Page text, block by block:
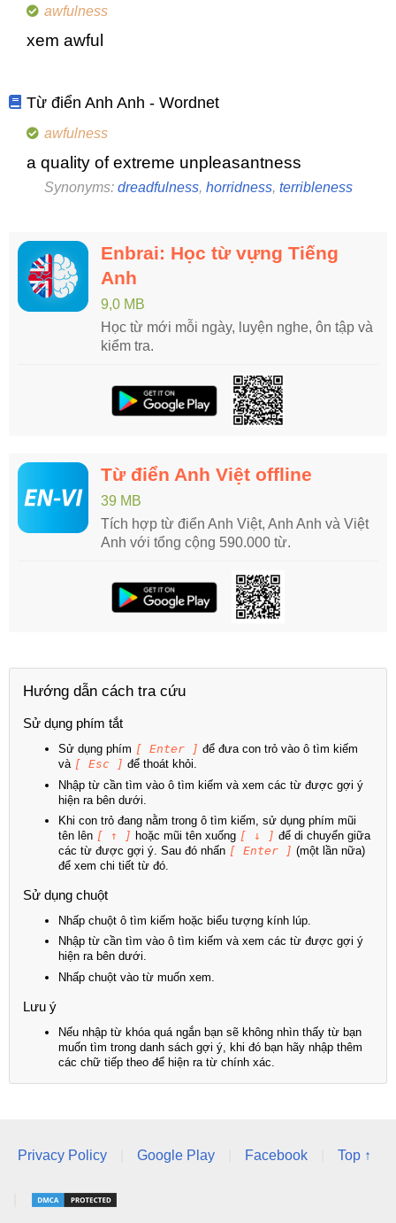
awfulness
xem awful
Từ điển Anh Anh - Wordnet
awfulness
a quality of extreme unpleasantness
Synonyms: dreadfulness, horridness, terribleness
Enbrai: Học từ vựng Tiếng
Anh
9,0 MB
Học từ mới mỗi ngày, luyện nghe, ôn tập và
kiểm tra.
Từ điển Anh Việt offline
39 MB
Tích hợp từ điển Anh Việt, Anh Anh và Việt
Anh với tổng cộng 590.000 từ.
Hướng dẫn cách tra cứu
Sử dụng phím tắt
Sử dụng phím [ Enter ] để đưa con trỏ vào ô tìm kiếm
và [ Esc ] để thoát khỏi.
Nhập từ cần tìm vào ô tìm kiếm và xem các từ được gợi ý
hiện ra bên dưới.
Khi con trỏ đang nằm trong ô tìm kiếm, sử dụng phím mũi
tên lên [ ↑ ] hoặc mũi tên xuống [ ↓ ] để di chuyển giữa
các từ được gợi ý. Sau đó nhấn [ Enter ] (một lần nữa)
để xem chi tiết từ đó.
Sử dụng chuột
Nhấp chuột ô tìm kiếm hoặc biểu tượng kính lúp.
Nhập từ cần tìm vào ô tìm kiếm và xem các từ được gợi ý
hiện ra bên dưới.
Nhấp chuột vào từ muốn xem.
Lưu ý
Nếu nhập từ khóa quá ngắn bạn sẽ không nhìn thấy từ bạn
muốn tìm trong danh sách gợi ý, khi đó bạn hãy nhập thêm
các chữ tiếp theo để hiện ra từ chính xác.
Privacy Policy Google Play Facebook Top ↑